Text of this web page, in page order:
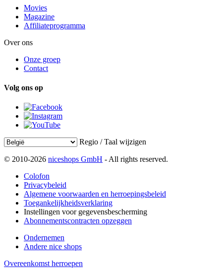
Movies
Magazine
Affiliateprogramma
Over ons
Onze groep
Contact
Volg ons op
Regio / Taal wijzigen
© 2010-2026 niceshops GmbH - All rights reserved.
Colofon
Privacybeleid
Algemene voorwaarden en herroepingsbeleid
Toegankelijkheidsverklaring
Instellingen voor gegevensbescherming
Abonnementscontracten opzeggen
Ondernemen
Andere nice shops
Overeenkomst herroepen